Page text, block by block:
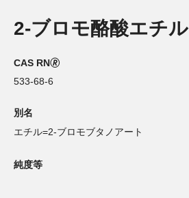
2-ブロモ酪酸エチル
CAS RN🄬
533-68-6
別名
エチル=2-ブロモブタノアート
純度等